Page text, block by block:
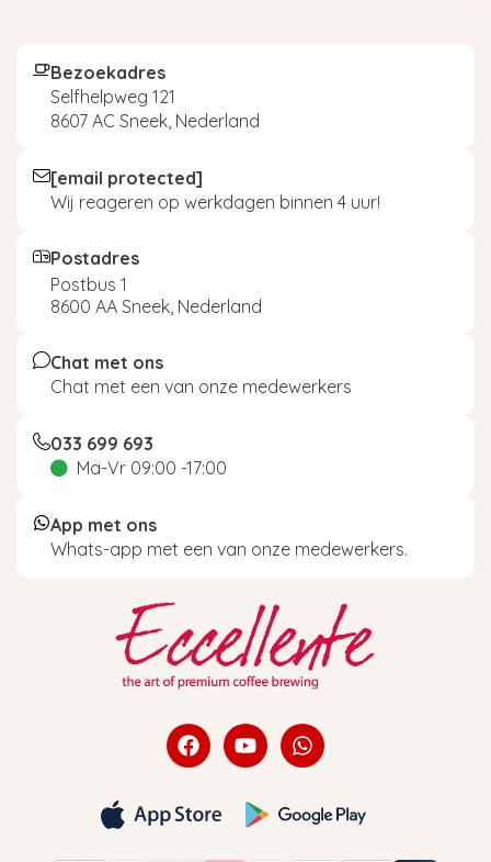
Bezoekadres
Selfhelpweg 121
8607 AC Sneek, Nederland
[email protected]
Wij reageren op werkdagen binnen 4 uur!
Postadres
Postbus 1
8600 AA Sneek, Nederland
Chat met ons
Chat met een van onze medewerkers
033 699 693
Ma-Vr 09:00 -17:00
App met ons
Whats-app met een van onze medewerkers.